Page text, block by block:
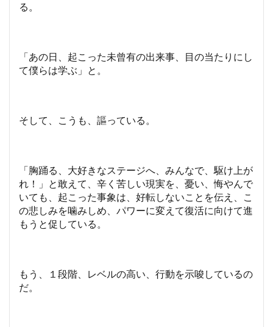
る。
「あの日、起こった未曾有の出来事、目の当たりにし
て僕らは学ぶ」と。
そして、こうも、謳っている。
「胸踊る、大好きなステージへ、みんなで、駆け上が
れ！」と敢えて、辛く苦しい現実を、憂い、悔やんで
いても、起こった事象は、好転しないことを伝え、こ
の悲しみを噛みしめ、パワーに変えて復活に向けて進
もうと促している。
もう、１段階、レベルの高い、行動を示唆しているの
だ。